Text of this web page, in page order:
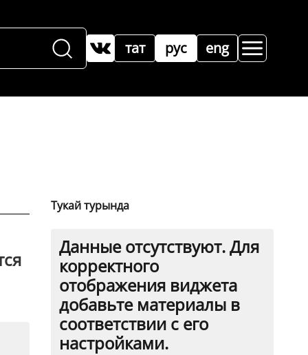
рус
тат eng
Тукай турында
Данные отсутствуют. Для
корректного
отображения виджета
добавьте материалы в
соответствии с его
настройками.